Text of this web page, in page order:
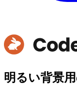
明るい背景